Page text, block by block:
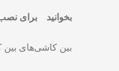
بخوانید برای
بین کاشی‌های بین